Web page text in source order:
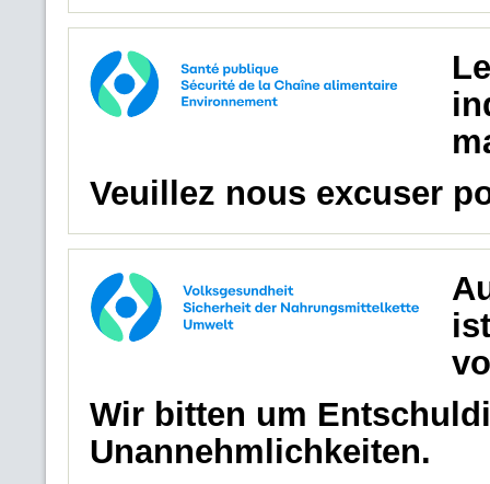
Veuillez nous excuser
Wir bitten um
Unannehmlichkeiten.